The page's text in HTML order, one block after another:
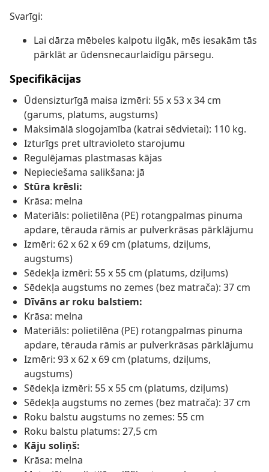
Svarīgi:
Lai dārza mēbeles kalpotu ilgāk, mēs iesakām tās
pārklāt ar ūdensnecaurlaidīgu pārsegu.
Specifikācijas
Ūdensizturīgā maisa izmēri: 55 x 53 x 34 cm
(garums, platums, augstums)
Maksimālā slogojamība (katrai sēdvietai): 110 kg.
Izturīgs pret ultravioleto starojumu
Regulējamas plastmasas kājas
Nepieciešama salikšana: jā
Stūra krēsli:
Krāsa: melna
Materiāls: polietilēna (PE) rotangpalmas pinuma
apdare, tērauda rāmis ar pulverkrāsas pārklājumu
Izmēri: 62 x 62 x 69 cm (platums, dziļums,
augstums)
Sēdekļa izmēri: 55 x 55 cm (platums, dziļums)
Sēdekļa augstums no zemes (bez matrača): 37 cm
Dīvāns ar roku balstiem:
Krāsa: melna
Materiāls: polietilēna (PE) rotangpalmas pinuma
apdare, tērauda rāmis ar pulverkrāsas pārklājumu
Izmēri: 93 x 62 x 69 cm (platums, dziļums,
augstums)
Sēdekļa izmēri: 55 x 55 cm (platums, dziļums)
Sēdekļa augstums no zemes (bez matrača): 37 cm
Roku balstu augstums no zemes: 55 cm
Roku balstu platums: 27,5 cm
Kāju soliņš:
Krāsa: melna